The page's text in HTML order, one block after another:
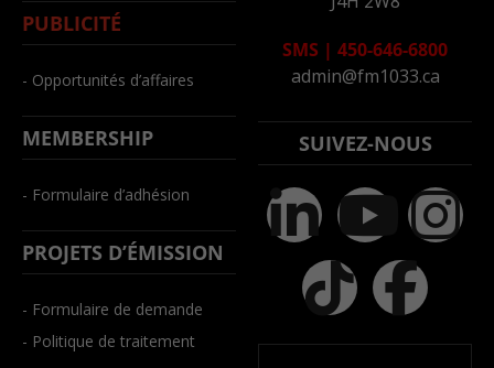
PUBLICITÉ
- Opportunités d’affaires
MEMBERSHIP
- Formulaire d’adhésion
PROJETS D’ÉMISSION
- Formulaire de demande
- Politique de traitement
SMS | 450-646-6800
admin@fm1033.ca
SUIVEZ-NOUS